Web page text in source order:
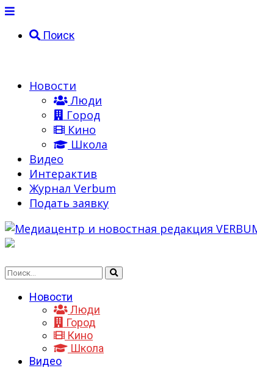
Поиск
Новости
Люди
Город
Кино
Школа
Видео
Интерактив
Журнал Verbum
Подать заявку
Новости
Люди
Город
Кино
Школа
Видео